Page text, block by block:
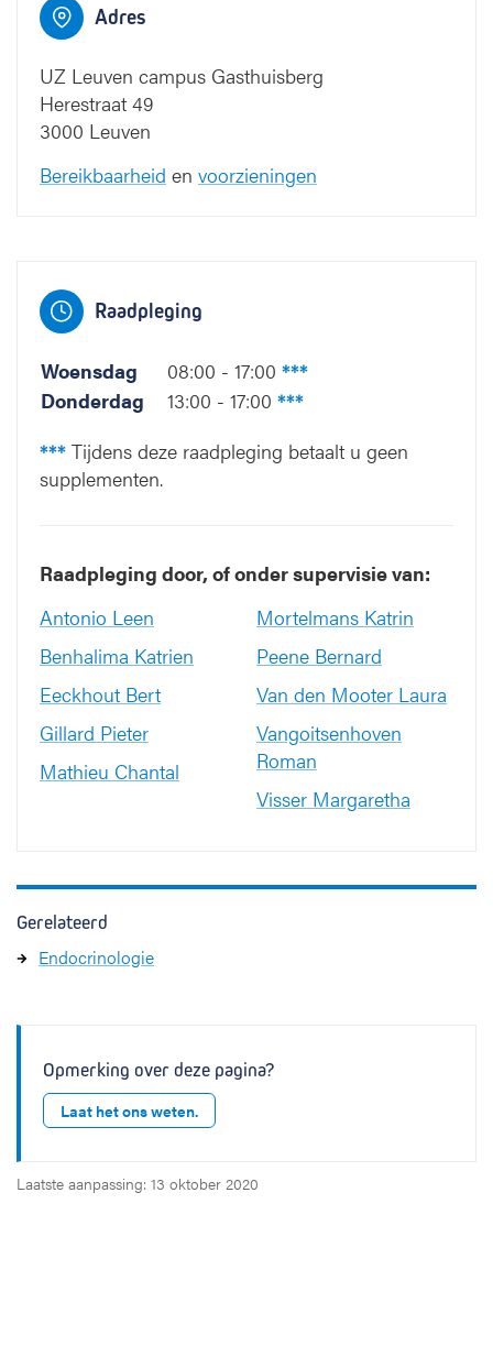
Adres
UZ Leuven campus Gasthuisberg
Herestraat 49
3000 Leuven
Bereikbaarheid en voorzieningen
Raadpleging
Woensdag 08:00 - 17:00 ***
Donderdag
13:00 - 17:00 ***
*** Tijdens deze raadpleging betaalt u geen
supplementen.
Raadpleging door, of onder supervisie van:
Antonio Leen
Benhalima Katrien
Eeckhout Bert
Gillard Pieter
Mathieu Chantal
Mortelmans Katrin
Peene Bernard
Van den Mooter Laura
Vangoitsenhoven
Roman
Visser Margaretha
Gerelateerd
Endocrinologie
Opmerking over deze pagina?
Laat het ons weten.
Laatste aanpassing: 13 oktober 2020